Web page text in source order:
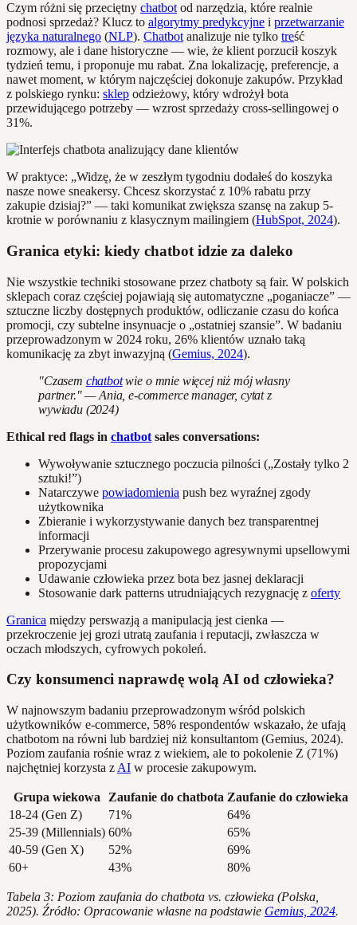
Czym różni się przeciętny chatbot od narzędzia, które realnie
podnosi sprzedaż? Klucz to algorytmy predykcyjne i przetwarzanie
języka naturalnego (NLP). Chatbot analizuje nie tylko treść
rozmowy, ale i dane historyczne — wie, że klient porzucił koszyk
tydzień temu, i proponuje mu rabat. Zna lokalizację, preferencje, a
nawet moment, w którym najczęściej dokonuje zakupów. Przykład
z polskiego rynku: sklep odzieżowy, który wdrożył bota
przewidującego potrzeby — wzrost sprzedaży cross-sellingowej o
31%.
W praktyce: „Widzę, że w zeszłym tygodniu dodałeś do koszyka
nasze nowe sneakersy. Chcesz skorzystać z 10% rabatu przy
zakupie dzisiaj?” — taki komunikat zwiększa szansę na zakup 5-
krotnie w porównaniu z klasycznym mailingiem (HubSpot, 2024).
Granica etyki: kiedy chatbot idzie za daleko
Nie wszystkie techniki stosowane przez chatboty są fair. W polskich
sklepach coraz częściej pojawiają się automatyczne „poganiacze” —
sztuczne liczby dostępnych produktów, odliczanie czasu do końca
promocji, czy subtelne insynuacje o „ostatniej szansie”. W badaniu
przeprowadzonym w 2024 roku, 26% klientów uznało taką
komunikację za zbyt inwazyjną (Gemius, 2024).
"Czasem chatbotwie o mnie więcej niż mój własny
partner." — Ania, e-commerce manager, cytat z
wywiadu (2024)
Ethical red flags in chatbot sales conversations:
Wywoływanie sztucznego poczucia pilności („Zostały tylko 2
sztuki!”)
Natarczywe powiadomienia push bez wyraźnej zgody
użytkownika
Zbieranie i wykorzystywanie danych bez transparentnej
informacji
Przerywanie procesu zakupowego agresywnymi upsellowymi
propozycjami
Udawanie człowieka przez bota bez jasnej deklaracji
Stosowanie dark patterns utrudniających rezygnację z oferty
Granica między perswazją a manipulacją jest cienka —
przekroczenie jej grozi utratą zaufania i reputacji, zwłaszcza w
oczach młodszych, cyfrowych pokoleń.
Czy konsumenci naprawdę wolą AI od człowieka?
W najnowszym badaniu przeprowadzonym wśród polskich
użytkowników e-commerce, 58% respondentów wskazało, że ufają
chatbotom na równi lub bardziej niż konsultantom (Gemius, 2024).
Poziom zaufania rośnie wraz z wiekiem, ale to pokolenie Z (71%)
najchętniej korzysta z AI w procesie zakupowym.
Grupa wiekowa Zaufanie do chatbota Zaufanie do człowieka
18-24 (Gen Z)
71%
64%
25-39 (Millennials) 60%
65%
40-59 (Gen X)
52%
69%
60+
43% 80%
Tabela 3: Poziom zaufania do chatbota vs. człowieka (Polska,
2025). Źródło: Opracowanie własne na podstawie Gemius, 2024.